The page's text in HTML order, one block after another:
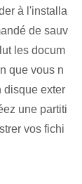
à l'installa
de sauv
les docum
que vous n
disque exter
une partiti
vos fichi